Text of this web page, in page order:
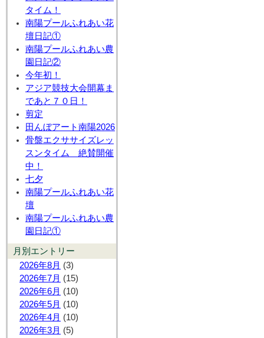
タイム！
南陽プールふれあい花
壇日記①
南陽プールふれあい農
園日記②
今年初！
アジア競技大会開幕ま
であと７０日！
剪定
田んぼアート南陽2026
骨盤エクササイズレッ
スンタイム 絶賛開催
中！
七夕
南陽プールふれあい花
壇
南陽プールふれあい農
園日記①
月別エントリー
2026年8月 (3)
2026年7月 (15)
2026年6月 (10)
2026年5月 (10)
2026年4月 (10)
2026年3月 (5)